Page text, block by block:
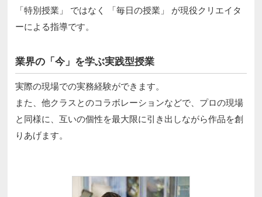
「特別授業」 ではなく 「毎日の授業」 が現役クリエイタ
ーによる指導です。
業界の「今」を学ぶ実践型授業
実際の現場での実務経験ができます。
また、他クラスとのコラボレーションなどで、プロの現場
と同様に、互いの個性を最大限に引き出しながら作品を創
りあげます。